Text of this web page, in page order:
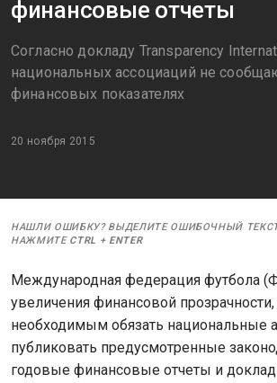
финансовые отчеты
Согласно докладу Transparency
национальных ассоциаций не
финансовых показателях
20 ноября 2015
НАШЛИ ОШИБКУ? ВЫДЕЛИТЕ ОШИБОЧНЫЙ
НАЖМИТЕ CTRL + ENTER
Международная федерация футбола
увеличения финансовой прозрачности,
необходимым обязать национальные
публиковать предусмотренные
годовые финансовые отчеты и